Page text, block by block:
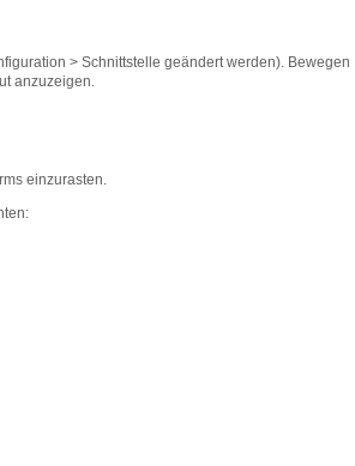
> Schnittstelle geändert werden). Bewegen
anzuzeigen.
einzurasten.